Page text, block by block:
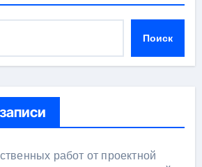
Поиск
работ от проектной